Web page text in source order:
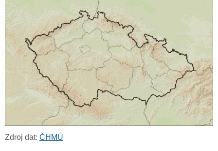
Zdroj dat: ČHMÚ